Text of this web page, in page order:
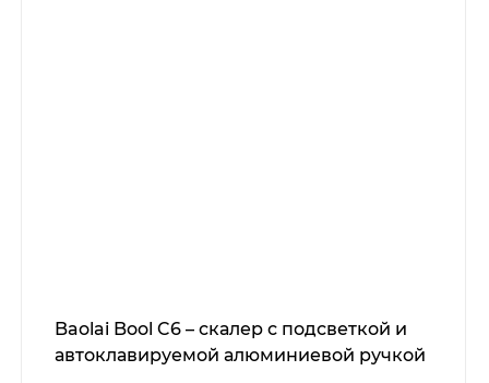
Baolai Bool C6 – скалер с подсветкой и
автоклавируемой алюминиевой ручкой